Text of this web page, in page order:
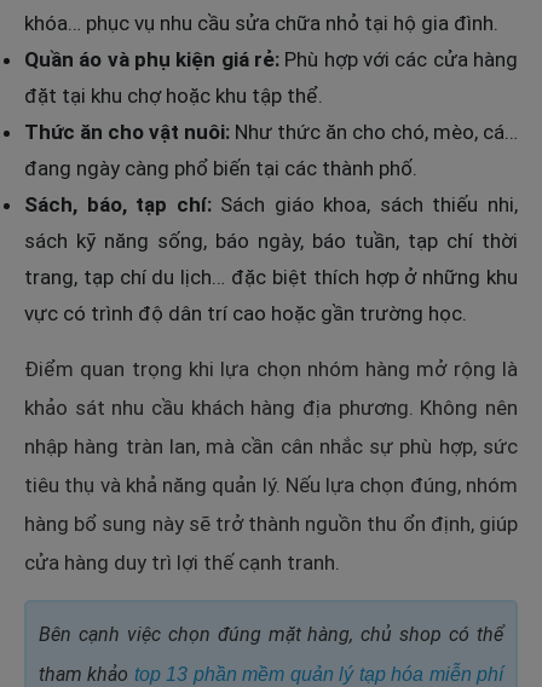
khóa… phục vụ nhu cầu sửa chữa nhỏ tại hộ gia đình.
Quần áo và phụ kiện giá rẻ: Phù hợp với các cửa hàng
đặt tại khu chợ hoặc khu tập thể.
Thức ăn cho vật nuôi: Như thức ăn cho chó, mèo, cá…
đang ngày càng phổ biến tại các thành phố.
Sách, báo, tạp chí:Sách giáo khoa, sách thiếu nhi,
sách kỹ năng sống, báo ngày, báo tuần, tạp chí thời
trang, tạp chí du lịch… đặc biệt thích hợp ở những khu
vực có trình độ dân trí cao hoặc gần trường học.
Điểm quan trọng khi lựa chọn nhóm hàng mở rộng là
khảo sát nhu cầu khách hàng địa phương. Không nên
nhập hàng tràn lan, mà cần cân nhắc sự phù hợp, sức
tiêu thụ và khả năng quản lý. Nếu lựa chọn đúng, nhóm
hàng bổ sung này sẽ trở thành nguồn thu ổn định, giúp
cửa hàng duy trì lợi thế cạnh tranh.
Bên cạnh việc chọn đúng mặt hàng, chủ shop có thể
tham khảo top 13 phần mềm quản lý tạp hóa miễn phí